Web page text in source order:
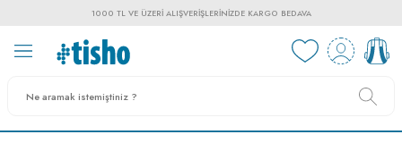
1000 TL VE ÜZERI ALIŞVERIŞLERINIZDE KARGO BEDAVA